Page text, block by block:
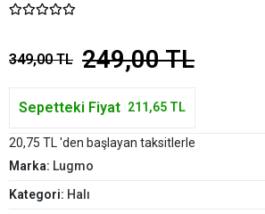
349,00 TL 249,00 TL
Sepetteki Fiyat 211,65 TL
20,75 TL 'den başlayan taksitlerle
Marka: Lugmo
Kategori: Halı